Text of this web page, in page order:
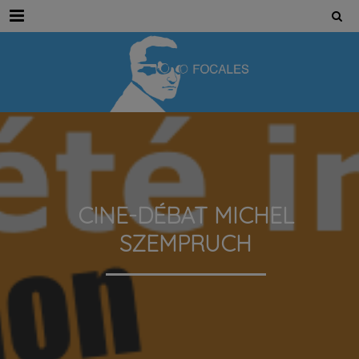
Menu
CINE-DÉBAT MICHEL
SZEMPRUCH